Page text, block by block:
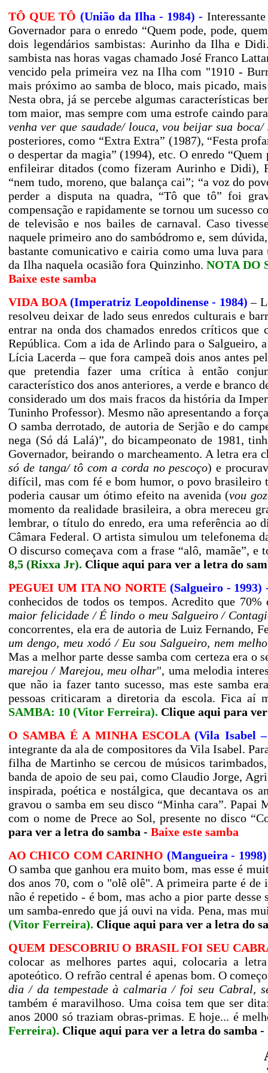
TÔ QUE TÔ (União da Ilha - 1984) -
Governador para o enredo “Quem pode, pode,
dois legendários sambistas: Aurinho da Ilha e
sambista nas horas vagas chamado José Franco
vencido pela primeira vez na Ilha com "1910 -
mais próximo ao samba de bloco, mais picado,
Nesta obra, já se percebe algumas características
tom maior, mas sempre com uma estrofe caindo
venha ver que saudade/ louca, vou beijar sua boca/
posteriores, como “Extra Extra” (1987), “Festa
o despertar da magia” (1994), etc. O enredo
enfileirar ditados (como fizeram Aurinho e Didi),
“nem tudo, moreno, que balança cai”; “a voz do
perder a disputa na quadra, “Tô que tô” foi
compensação e rapidamente se tornou um sucesso
de televisão e nos bailes de carnaval. Caso
naquele primeiro ano do sambódromo e, sem
bastante comunicativo e cairia como uma luva
da Ilha naquela ocasião fora Quinzinho. NOTA DO
Baixe este samba
VIDA BOA (Imperatriz Leopoldinense - 1984) –
resolveu deixar de lado seus enredos culturais e
entrar na onda dos chamados enredos críticos
República. Com a ida de Arlindo para o Salgueiro,
Lícia Lacerda – que fora campeã dois anos antes
que pretendia fazer uma crítica à então
característico dos anos anteriores, a verde e branco
considerado um dos mais fracos da história da
Tuninho Professor). Mesmo não apresentando a
O samba derrotado, de autoria de Serjão e do
nega (Só dá Lalá)”, do bicampeonato de 1981,
Governador, beirando o marcheamento. A letra era
só de tanga/ tô com a corda no pescoço) e
difícil, mas com fé e bom humor, o povo brasileiro
poderia causar um ótimo efeito na avenida (vou
momento da realidade brasileira, a obra mereceu
lembrar, o título do enredo, era uma referência ao
Câmara Federal. O artista simulou um telefonema
O discurso começava com a frase “alô, mamãe”,
8,5 (Rixxa Jr). Clique aqui para ver a letra do
PEGUEI UM ITA NO NORTE (Salgueiro -
conhecidos de todos os tempos. Acredito que
maior felicidade / É lindo o meu Salgueiro /
concorrentes, ela era de autoria de Luiz Fernando,
um dengo, meu xodó / Eu sou Salgueiro, nem
Mas a melhor parte desse samba com certeza era o
marejou / Marejou, meu olhar", uma melodia
que não ia fazer tanto sucesso, mas este samba
pessoas criticaram a diretoria da escola. Fica aí
SAMBA: 10 (Vitor Ferreira). Clique aqui para
O SAMBA É A MINHA ESCOLA(Vila Isabel
integrante da ala de compositores da Vila Isabel.
filha de Martinho se cercou de músicos
banda de apoio de seu pai, como Claudio Jorge,
inspirada, poética e nostálgica, que decantava os
gravou o samba em seu disco “Minha cara”.
com o nome de Prece ao Sol, presente no disco
para ver a letra do samba - Baixe este samba
AO CHICO COM CARINHO (Mangueira -
O samba que ganhou era muito bom, mas esse é
dos anos 70, com o "olê olê". A primeira parte é de
não é repetido - é bom, mas acho a pior parte
um samba-enredo que já ouvi na vida. Pena, mas
(Vitor Ferreira). Clique aqui para ver a letra do
QUEM DESCOBRIU O BRASIL FOI SEU
colocar as melhores partes aqui, colocaria a
apoteótico. O refrão central é apenas bom. O
dia / da tempestade à calmaria / foi seu Cabral,
também é maravilhoso. Uma coisa tem que ser
anos 2000 só traziam obras-primas. E hoje... é
Ferreira). Clique aqui para ver a letra do samba -